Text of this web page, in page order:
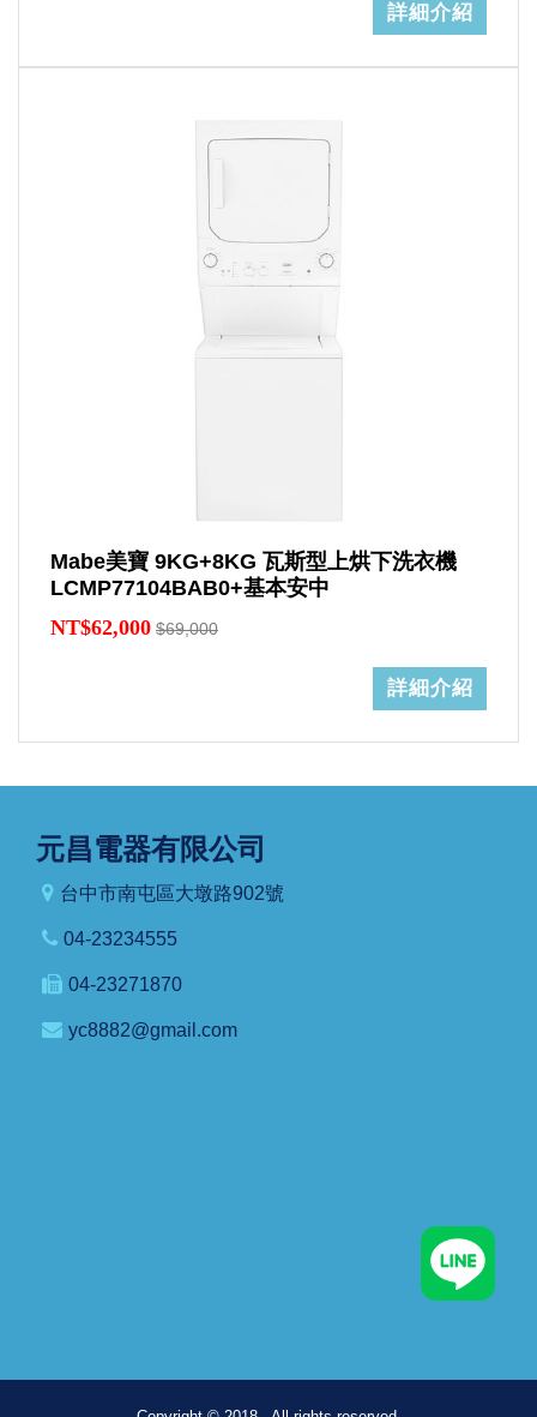
詳細介紹
Mabe美寶 9KG+8KG 瓦斯型上烘下洗衣機
LCMP77104BAB0+基本安中
NT$62,000 $69,000
詳細介紹
元昌電器有限公司
台中市南屯區大墩路902號
04-23234555
04-23271870
yc8882@gmail.com